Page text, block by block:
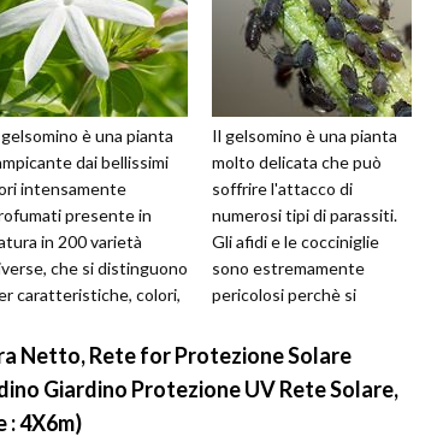
è una pianta
dai bellissimi
intensamente
presente in
in 200 varietà
che si distinguono
caratteristiche, colori,
Il gelsomino è una pianta
molto delicata che può
soffrire l'attacco di
numerosi tipi di parassiti.
Gli afidi e le cocciniglie
sono estremamente
pericolosi perchè si
pianta, s...
Netto, Rete for Protezione Solare
Giardino Protezione UV Rete Solare,
: 4X6m)